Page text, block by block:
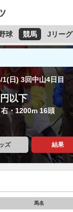
球 競馬 Jリーグ
1(日) 3回中山4日目
以下
・1200m 16頭
ズ 結果
馬名